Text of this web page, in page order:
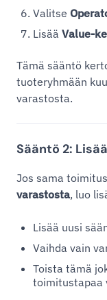
Valitse
Lisää Value-
Tämä sääntö
tuoteryhmään
varastosta.
Sääntö 2:
Jos sama
varastosta, luo
Lisää uusi
Vaihda vain
Toista tämä
toimitustapaa